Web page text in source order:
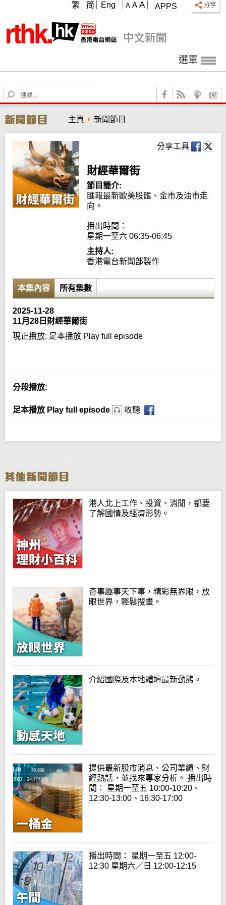
APPS
A A A
繁 简 Eng
選單
S
e
r
c
h
主頁 新聞節目
分享工具
財經華爾街
節目簡介:
匯報最新歐美股匯、金市及油市走
向。
播出時間：
星期一至六 06:35-06:45
主持人:
香港電台新聞部製作
本集內容 所有集數
2025-11-28
11月28日財經華爾街
現正播放: 足本播放 Play full episode
分段播放:
足本播放 Play full episode 收聽
港人北上工作、投資、消閒，都要
了解國情及經濟形勢。
奇事趣事天下事，精彩無界限，放
眼世界，輕鬆搜畫。
介紹國際及本地體壇最新動態。
提供最新股市消息、公司業績、財
經熱話，並找來專家分析。 播出時
間： 星期一至五 10:00-10:20、
12:30-13:00、16:30-17:00
播出時間： 星期一至五 12:00-
12:30 星期六／日 12:00-12:15